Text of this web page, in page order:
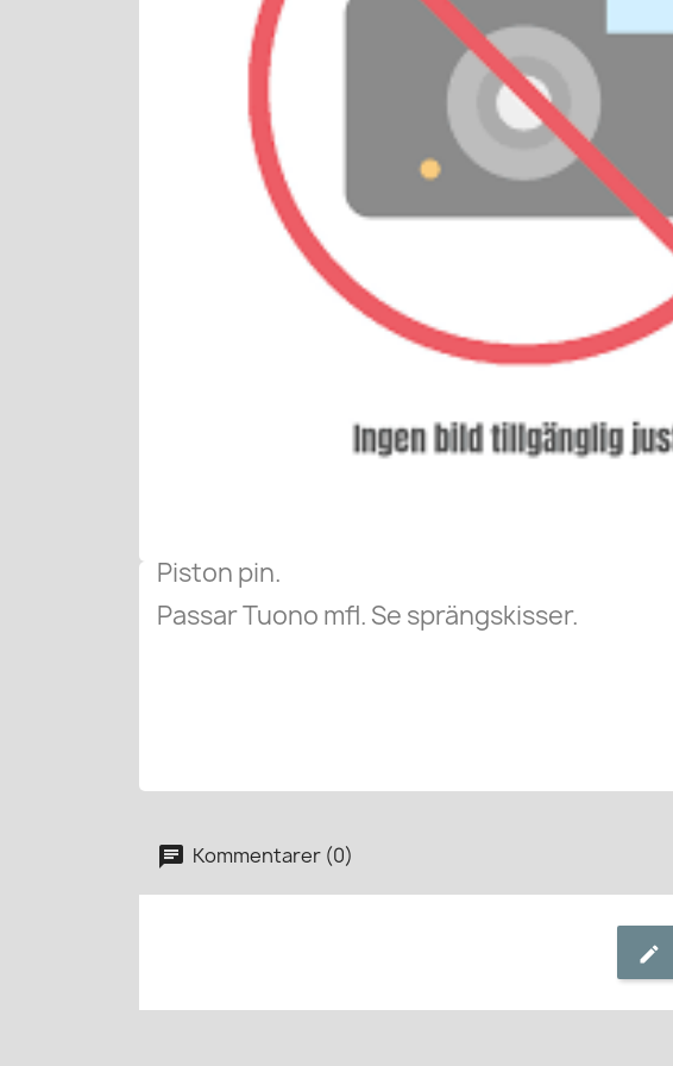
Piston pin.
Passar Tuono mfl. Se sprängskisser.
Kommentarer (0)